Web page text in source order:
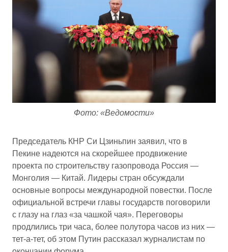
Фото: «Ведомости»
Председатель КНР Си Цзиньпин заявил, что в
Пекине надеются на скорейшее продвижение
проекта по строительству газопровода Россия —
Монголия — Китай. Лидеры стран обсуждали
основные вопросы международной повестки. После
официальной встречи главы государств поговорили
с глазу на глаз «за чашкой чая». Переговоры
продлились три часа, более полутора часов из них —
тет-а-тет, об этом Путин рассказал журналистам по